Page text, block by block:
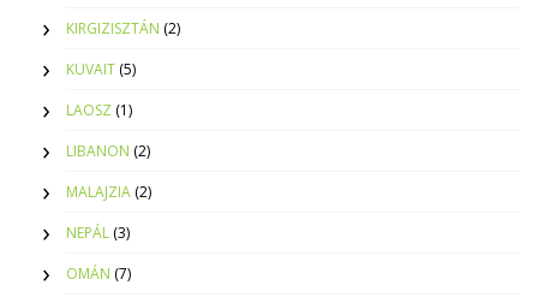
KIRGIZISZTÁN (2)
KUVAIT (5)
LAOSZ (1)
LIBANON (2)
MALAJZIA (2)
NEPÁL (3)
OMÁN (7)